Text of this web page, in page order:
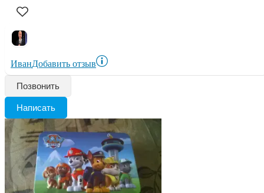
ИванДобавить отзыв
Позвонить
Написать